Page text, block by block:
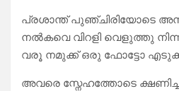
പ്രശാന്ത് പുഞ്ചിരിയോടെ
നൽകവെ വിറളി വെളുത്തു
വരൂ നമുക്ക് ഒരു ഫോട്ടോ
അവരെ സ്നേഹത്തോടെ